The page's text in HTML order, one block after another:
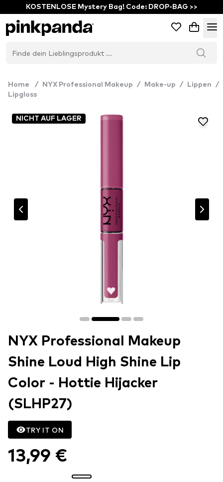
KOSTENLOSE Mystery Bag! Code: DROP-BAG >>
Home / NYX Professional Makeup / Make-up / Lippen
/
Lipgloss
NICHT AUF LAGER
NYX Professional Makeup
Shine Loud High Shine Lip
Color - Hottie Hijacker
(SLHP27)
TRY IT ON
13,99 €